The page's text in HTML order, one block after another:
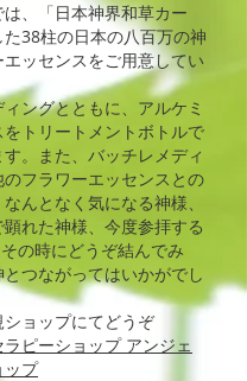
、「日本神界和草カー
38柱の日本の八百万の神
ッセンスをご用意してい
ングとともに、アルケミ
トリートメントボトルで
。また、バッチレメディ
フラワーエッセンスとの
んとなく気になる神様、
れた神様、今度参拝する
の時にどうぞ結んでみ
つながってはいかがでし
ョップにてどうぞ
ピーショップ アンジェ
プ